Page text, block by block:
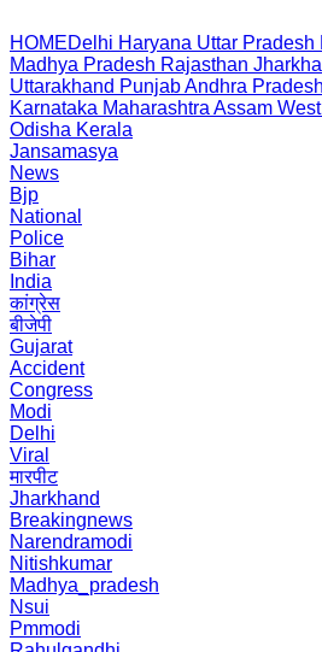
HOMEDelhi Haryana Uttar Pradesh
Madhya Pradesh Rajasthan
Uttarakhand PunjabAndhra Pradesh
Karnataka Maharashtra Assam
Odisha Kerala
Jansamasya
News
Bjp
National
Police
Bihar
India
कांग्रेस
बीजेपी
Gujarat
Accident
Congress
Modi
Delhi
Viral
मारपीट
Jharkhand
Breakingnews
Narendramodi
Nitishkumar
Madhya_pradesh
Nsui
Pmmodi